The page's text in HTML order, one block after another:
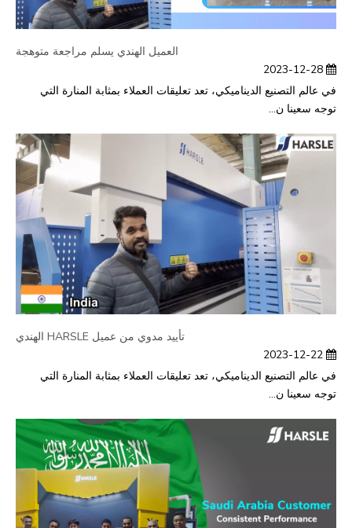
العميل الهندي يسلم مراجعة متوهجة
في عالم التصنيع الديناميكي، تعد تعليقات العملاء بمثابة المنارة التي
توجه سعينا ن...
تأييد مدوي من عميل HARSLE الهندي
في عالم التصنيع الديناميكي، تعد تعليقات العملاء بمثابة المنارة التي
توجه سعينا ن...